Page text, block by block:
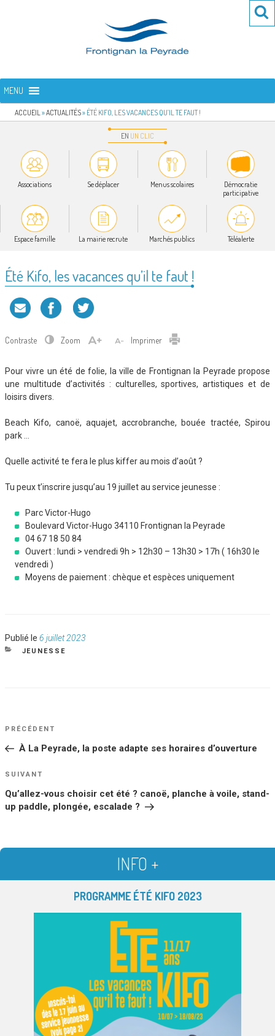
FRONTIGNAN LA PEYRADE
MENU
ACCUEIL »ACTUALITÉS» ÉTÉ KIFO, LES VACANCES QU’IL TE FAUT !
EN UN CLIC
Associations Se déplacer Menus scolaires
Démocratie
participative
Espace famille La mairie recrute Marchés publics Téléalerte
Été Kifo, les vacances qu’il te faut !
Contraste Zoom Imprimer
Pour vivre un été de folie, la ville de Frontignan la Peyrade propose
une multitude d’activités : culturelles, sportives, artistiques et de
loisirs divers.
Beach Kifo, canoë, aquajet, accrobranche, bouée tractée, Spirou
park …
Quelle activité te fera le plus kiffer au mois d’août ?
Tu peux t’inscrire jusqu’au 19 juillet au service jeunesse :
Parc Victor-Hugo
Boulevard Victor-Hugo 34110 Frontignan la Peyrade
04 67 18 50 84
Ouvert : lundi > vendredi 9h > 12h30 – 13h30 > 17h ( 16h30 le
vendredi )
Moyens de paiement : chèque et espèces uniquement
Publié le Publié
le
6 juillet 2023
CATÉGORIES
JEUNESSE
NAVIGATION
DE
Article
PRÉCÉDENT
À La Peyrade, la poste adapte ses horaires d’ouverture
Article
SUIVANT
Qu’allez-vous choisir cet été ? canoë, planche à voile, stand-
up paddle, plongée, escalade ?
INFO +
PROGRAMME ÉTÉ KIFO 2023